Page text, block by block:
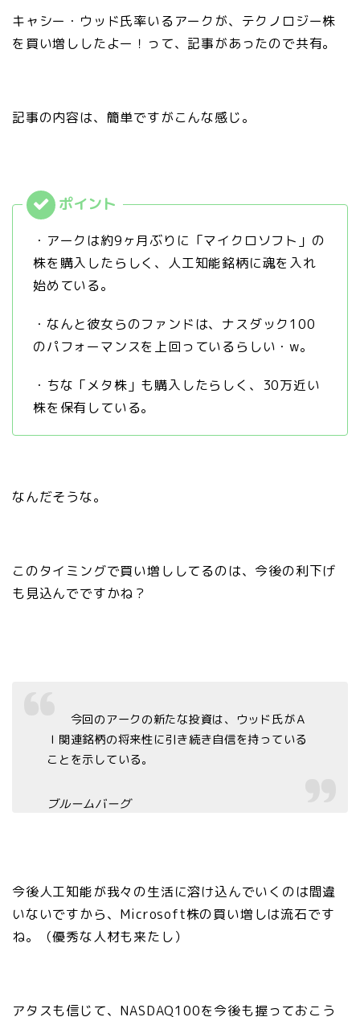
キャシー・ウッド氏率いるアークが、テクノロジー株
を買い増ししたよー！って、記事があったので共有。
記事の内容は、簡単ですがこんな感じ。
・アークは約9ヶ月ぶりに「マイクロソフト」の
株を購入したらしく、人工知能銘柄に魂を入れ
始めている。
・なんと彼女らのファンドは、ナスダック100
のパフォーマンスを上回っているらしい・w。
・ちな「メタ株」も購入したらしく、30万近い
株を保有している。
なんだそうな。
このタイミングで買い増ししてるのは、今後の利下げ
も見込んでですかね？
今回のアークの新たな投資は、ウッド氏がＡ
Ｉ関連銘柄の将来性に引き続き自信を持っている
ことを示している。
ブルームバーグ
今後人工知能が我々の生活に溶け込んでいくのは間違
いないですから、Microsoft株の買い増しは流石です
ね。（優秀な人材も来たし）
アタスも信じて、NASDAQ100を今後も握っておこう